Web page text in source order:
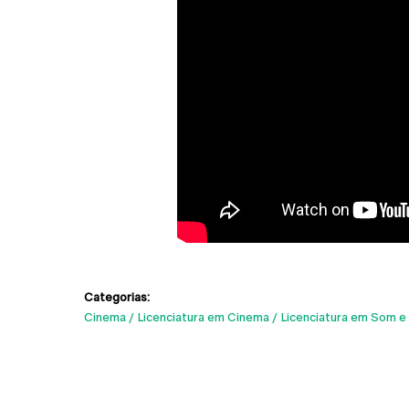
Categorias:
Cinema
Licenciatura em Cinema Licenciatura em Som e